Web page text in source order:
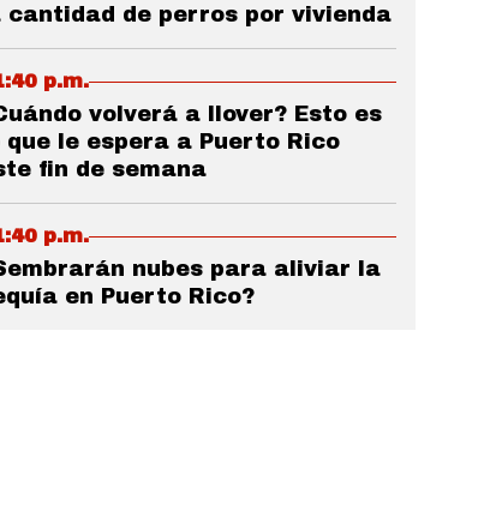
cantidad de perros por vivienda
p.m.
volverá a llover? Esto es
que le espera a Puerto Rico
fin de semana
p.m.
nubes para aliviar la
en Puerto Rico?